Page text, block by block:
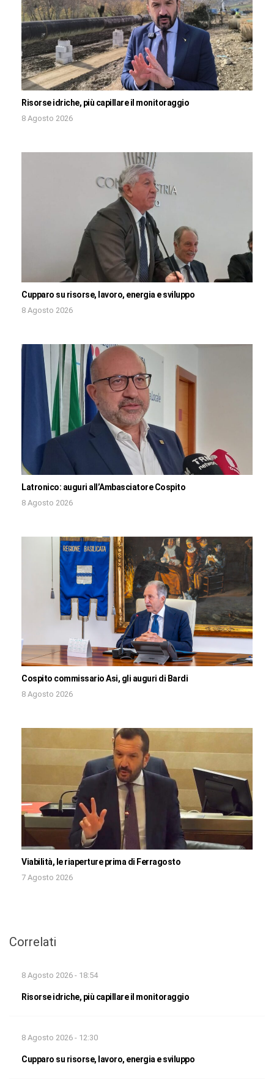
Risorse idriche, più capillare il monitoraggio
8 Agosto 2026
Cupparo su risorse, lavoro, energia e sviluppo
8 Agosto 2026
Latronico: auguri all’Ambasciatore Cospito
8 Agosto 2026
Cospito commissario Asi, gli auguri di Bardi
8 Agosto 2026
Viabilità, le riaperture prima di Ferragosto
7 Agosto 2026
Correlati
8 Agosto 2026 - 18:54
Risorse idriche, più capillare il monitoraggio
8 Agosto 2026 - 12:30
Cupparo su risorse, lavoro, energia e sviluppo